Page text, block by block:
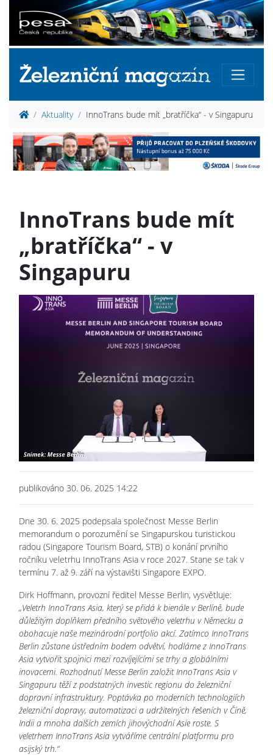
Aktuality InnoTrans bude mít „bratříčka“ - v Singapuru
InnoTrans bude mít
„bratříčka“ - v
Singapuru
publikováno 30. 06. 2025 14:22
Dne 30. 6. 2025 podepsala společnost Messe Berlin
memorandum o porozumění se Singapurskou turistickou
radou (Singapore Tourism Board, STB) o konání prvního
ročníku veletrhu InnoTrans Asia v roce 2027. Stane se tak v
termínu 7. až 9. září na výstavišti Singapore EXPO.
Dirk Hoffmann, provozní ředitel Messe Berlin, vysvětluje:
„Veletrh InnoTrans Asia, který se přidá k bienále v Berlíně, bude
důležitým doplňkem předního světového veletrhu v Německu a
obohacuje naše mezinárodní portfolio akcí. Zatímco InnoTrans
Berlin zůstane ústředním bodem odvětví, hodláme z InnoTrans
Asia vytvořit spojnici mezi rozvíjejícími se trhy a globálními
inovacemi. Rozhodnutí Messe Berlin založit InnoTrans Asia v
Singapuru těží z podstatných investic regionu do železniční
dopravní infrastruktury. Poptávka po moderních technologiích
železniční dopravy, automatizaci a udržitelných řešeních v Číně,
Indii a mnoha dalších zemích jihovýchodní Asie roste. S
veletrhem InnoTrans Asia vytváříme centrální platformu pro
asijský trh.“